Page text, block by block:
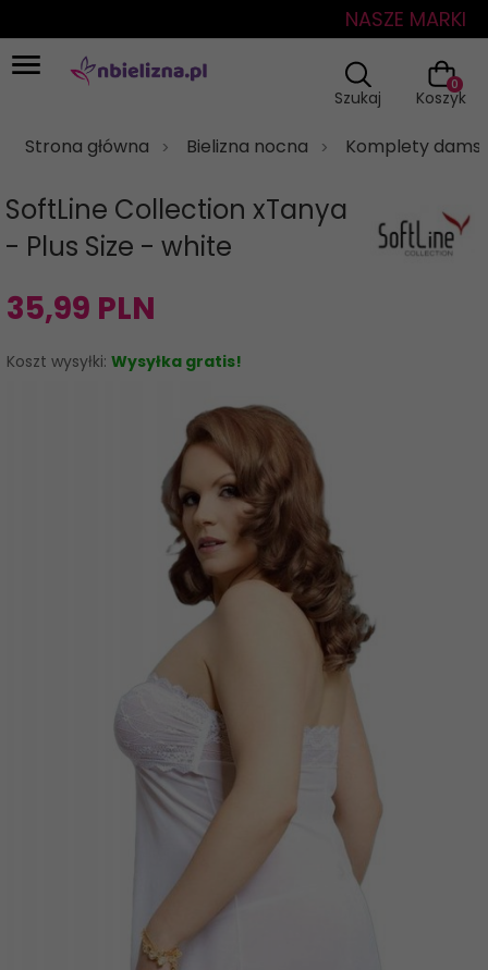
NASZE MARKI
Szukaj Koszyk
0
Strona główna Bielizna nocna Komplety
SoftLine Collection xTanya
- Plus Size - white
35,99 PLN
Koszt wysyłki: Wysyłka gratis!